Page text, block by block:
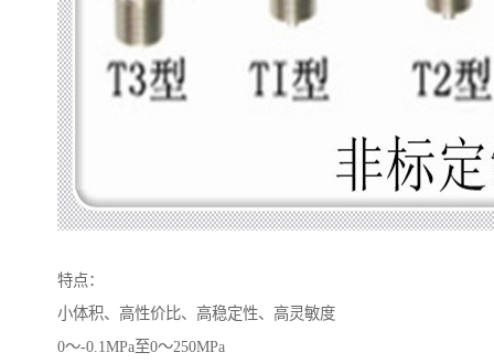
特点：
小体积、高性价比、高稳定性、高灵敏度
0～-0.1MPa至0～250MPa